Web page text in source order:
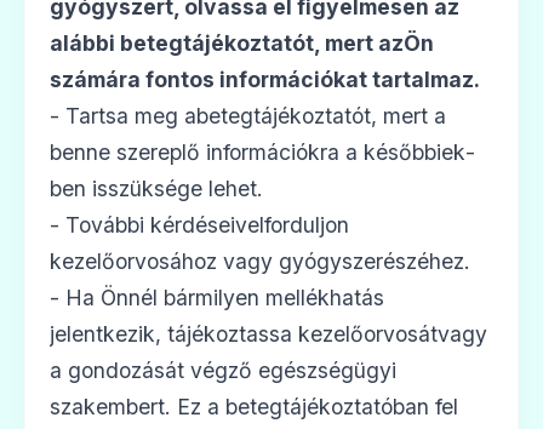
gyógyszert, olvassa el figyelmesen az
alábbi betegtájékoztatót, mert azÖn
számára fontos információkat tartalmaz.
- Tartsa meg abetegtájékoztatót, mert a
benne szereplő információkra a későbbiek­
ben isszüksége lehet.
- További kérdéseivelforduljon
kezelőorvosához vagy gyógyszerészéhez.
- Ha Önnél bármilyen mellékhatás
jelentkezik, tájékoztassa kezelőorvosátvagy
a gondozását végző egészségügyi
szakembert. Ez a betegtájékoztatóban fel